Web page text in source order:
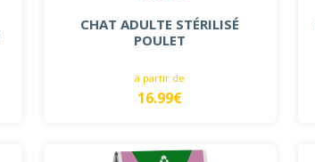
CHAT ADULTE STÉRILISÉ
POULET
à partir de
16.99€